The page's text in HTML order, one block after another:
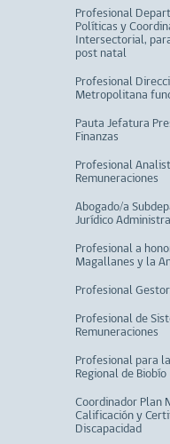
Profesional
Políticas y
Intersectorial,
post natal
Profesional
Metropolitana
Pauta Jefatura
Finanzas
Profesional
Remuneraciones
Abogado/a
Jurídico
Profesional a
Magallanes y la
Profesional
Profesional de
Remuneraciones
Profesional para
Regional de Biobío
Coordinador Plan
Calificación y
Discapacidad